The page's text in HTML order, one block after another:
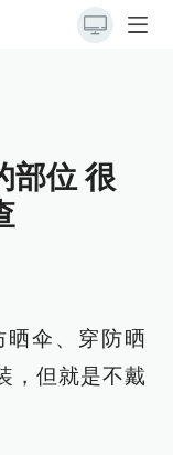
部位 很
伞、穿防晒
，但就是不戴